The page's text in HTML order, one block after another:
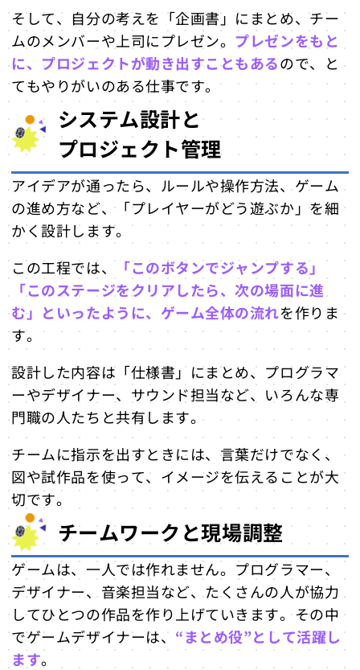
そして、自分の考えを「企画書」にまとめ、チー
ムのメンバーや上司にプレゼン。 プレゼンをもと
に、プロジェクトが動き出すこともあるので、と
てもやりがいのある仕事です。
システム設計と
プロジェクト管理
アイデアが通ったら、ルールや操作方法、ゲーム
の進め方など、「プレイヤーがどう遊ぶか」を細
かく設計します。
この工程では、 「このボタンでジャンプする」
「このステージをクリアしたら、次の場面に進
む」といったように、ゲーム全体の流れを作りま
す。
設計した内容は「仕様書」にまとめ、プログラマ
ーやデザイナー、サウンド担当など、いろんな専
門職の人たちと共有します。
チームに指示を出すときには、言葉だけでなく、
図や試作品を使って、イメージを伝えることが大
切です。
チームワークと現場調整
ゲームは、一人では作れません。プログラマー、
デザイナー、音楽担当など、たくさんの人が協力
してひとつの作品を作り上げていきます。その中
でゲームデザイナーは、 “まとめ役”として活躍し
ます。